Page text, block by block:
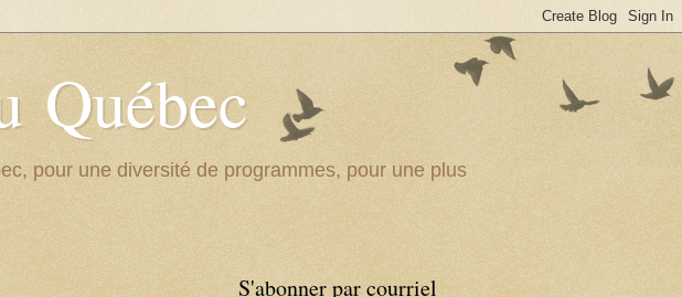
Québec
pour une diversité de programmes, pour une plus
S'abonner par courriel